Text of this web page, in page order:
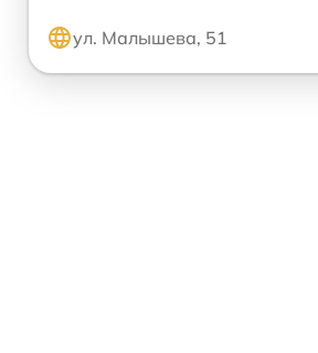
ул. Малышева, 51